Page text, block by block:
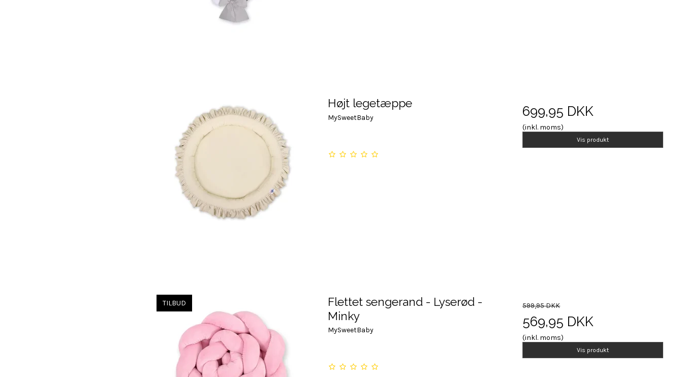
Højt legetæppe
MySweetBaby 699,95 DKK
(inkl. moms)
Vis produkt
TILBUD
Flettet sengerand - Lyserød -
Minky
MySweetBaby
599,95 DKK
569,95 DKK
(inkl. moms)
Vis produkt